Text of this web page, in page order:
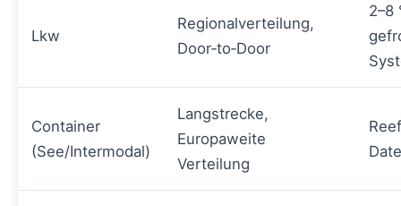
Lkw
Regionalverteilung,
Door‑to‑Door
2–8
Container
(See/Intermodal)
Langstrecke,
Europaweite
Verteilung